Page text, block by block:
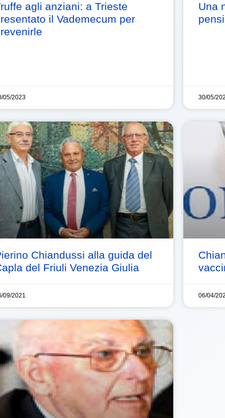
agli anziani: a Trieste
il Vademecum per
05/2023
Una
30/05/
Chiandussi alla guida del
del Friuli Venezia Giulia
09/2021 06/04/